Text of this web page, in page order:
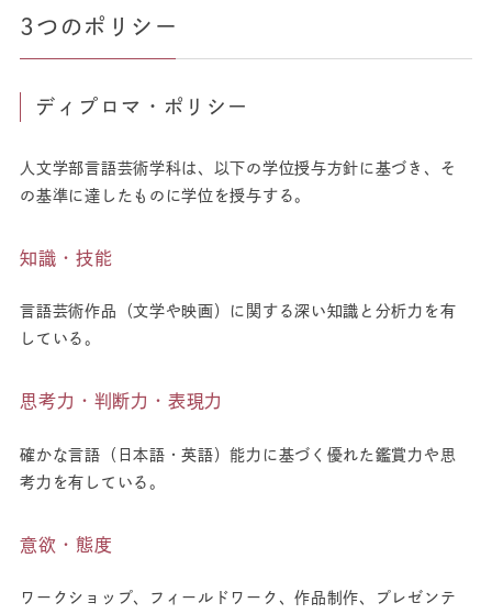
3つのポリシー
ディプロマ・ポリシー
人文学部言語芸術学科は、以下の学位授与方針に基づき、そ
の基準に達したものに学位を授与する。
知識・技能
言語芸術作品（文学や映画）に関する深い知識と分析力を有
している。
思考力・判断力・表現力
確かな言語（日本語・英語）能力に基づく優れた鑑賞力や思
考力を有している。
意欲・態度
ワークショップ、フィールドワーク、作品制作、プレゼンテ